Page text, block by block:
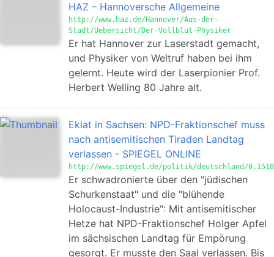
HAZ – Hannoversche Allgemeine
http://www.haz.de/Hannover/Aus-der-
Stadt/Uebersicht/Der-Vollblut-Physiker
Er hat Hannover zur Laserstadt gemacht,
und Physiker von Weltruf haben bei ihm
gelernt. Heute wird der Laserpionier Prof.
Herbert Welling 80 Jahre alt.
Eklat in Sachsen: NPD-Fraktionschef muss
nach antisemitischen Tiraden Landtag
verlassen - SPIEGEL ONLINE
http://www.spiegel.de/politik/deutschland/
Er schwadronierte über den "jüdischen
Schurkenstaat" und die "blühende
Holocaust-Industrie": Mit antisemitischer
Hetze hat NPD-Fraktionschef Holger Apfel
im sächsischen Landtag für Empörung
gesorgt. Er musste den Saal verlassen. Bis